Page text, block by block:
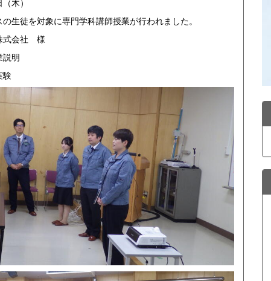
木）
生徒を対象に専門学科講師授業が行われました。
式会社 様
明
験